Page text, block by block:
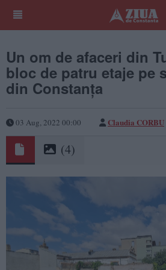
Un om de afaceri din
bloc de patru etaje pe
din Constanța
03 Aug, 2022 00:00 Claudia CORBU
(4)